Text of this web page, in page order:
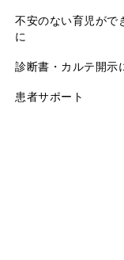
不安のない育児がで
に
診断書・カルテ開示
患者サポート